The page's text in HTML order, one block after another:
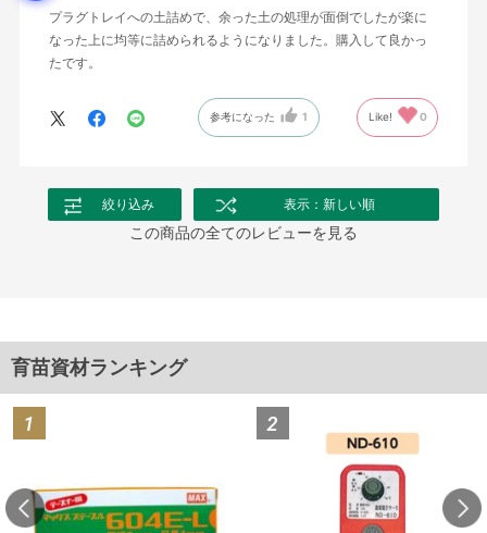
プラグトレイへの土詰めで、余った土の処理が面倒でしたが楽に
なった上に均等に詰められるようになりました。購入して良かっ
たです。
参考になった 1 Like! 0
絞り込み 表示：新しい順
この商品の全てのレビューを見る
育苗資材ランキング